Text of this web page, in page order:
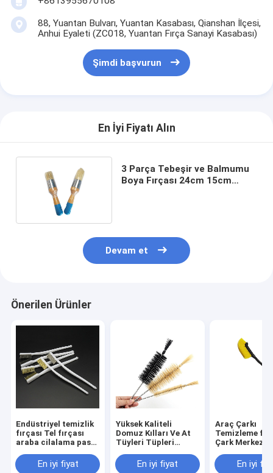
88, Yuantan Bulvarı, Yuantan Kasabası, Qianshan İlçesi,
Anhui Eyaleti (ZC018, Yuantan Fırça Sanayi Kasabası)
Şimdi başvurun
En İyi Fiyatı Alın
3 Parça Tebeşir ve Balmumu
Boya Fırçası 24cm 15cm
Devam et
Önerilen Ürünler
Endüstriyel temizlik
fırçası Tel fırçası
araba cilalama pas
fırçasıEn iyi fiyat
Yüksek Kaliteli
Domuz Kılları Ve At
Tüyleri Tüpleri
Fırçası Şişe Çamaşır
Fırçası
En iyi fiyat
Araç Çarkı
Temizleme
Çark Merkezi
Araç İçeride
Temizlik
En iyi